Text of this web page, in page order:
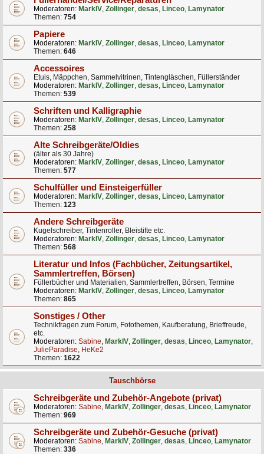
Moderatoren: MarkIV, Zollinger, desas, Linceo, Lamynator
Themen: 754
Papiere
Moderatoren: MarkIV, Zollinger, desas, Linceo, Lamynator
Themen: 646
Accessoires
Etuis, Mäppchen, Sammelvitrinen, Tintengläschen, Füllerständer
Moderatoren: MarkIV, Zollinger, desas, Linceo, Lamynator
Themen: 539
Schriften und Kalligraphie
Moderatoren: MarkIV, Zollinger, desas, Linceo, Lamynator
Themen: 258
Alte Schreibgeräte/Oldies
(älter als 30 Jahre)
Moderatoren: MarkIV, Zollinger, desas, Linceo, Lamynator
Themen: 577
Schulfüller und Einsteigerfüller
Moderatoren: MarkIV, Zollinger, desas, Linceo, Lamynator
Themen: 123
Andere Schreibgeräte
Kugelschreiber, Tintenroller, Bleistifte etc.
Moderatoren: MarkIV, Zollinger, desas, Linceo, Lamynator
Themen: 568
Literatur und Infos (Fachbücher, Zeitungsartikel,
Sammlertreffen, Börsen)
Füllerbücher und Materialien, Sammlertreffen, Börsen, Termine
Moderatoren: MarkIV, Zollinger, desas, Linceo, Lamynator
Themen: 865
Sonstiges / Other
Technikfragen zum Forum, Fotothemen, Kaufberatung, Brieffreude,
etc.
Moderatoren: Sabine, MarkIV, Zollinger, desas, Linceo, Lamynator,
JulieParadise, HeKe2
Themen: 1622
Tauschbörse
Schreibgeräte und Zubehör-Angebote (privat)
Moderatoren: Sabine, MarkIV, Zollinger, desas, Linceo, Lamynator
Themen: 969
Schreibgeräte und Zubehör-Gesuche (privat)
Moderatoren: Sabine, MarkIV, Zollinger, desas, Linceo, Lamynator
Themen: 336